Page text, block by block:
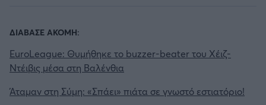
ΔΙΑΒΑΣΕ ΑΚΟΜΗ:
EuroLeague: Θυμήθηκε το buzzer-beater του Χέιζ-
Ντέιβις μέσα στη Βαλένθια
Άταμαν στη Σύμη: «Σπάει» πιάτα σε γνωστό εστιατόριο!